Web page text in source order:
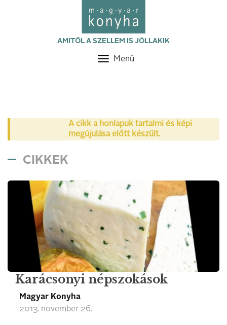
AMITŐL A SZELLEM IS JÓLLAKIK
Toggle
Menü
A cikk a honlapuk tartalmi és képi
megújulása előtt készült.
CIKKEK
Karácsonyi népszokások
Magyar Konyha
2013. november 26.